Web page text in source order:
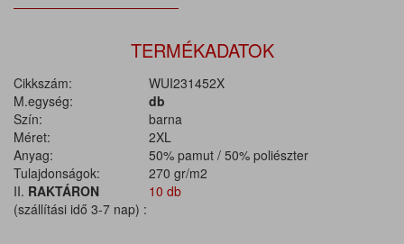
TERMÉKADATOK
Cikkszám:
WUI231452X
M.egység:
db
Szín:
barna
Méret:
2XL
Anyag:
50% pamut / 50% poliészter
Tulajdonságok:
270 gr/m2
II. RAKTÁRON
(szállítási idő 3-7 nap) :
10 db